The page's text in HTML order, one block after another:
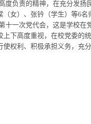
责的精神，在充分发扬民
女）、张钤（学生）等6
次党代会，这是学校在党
上下高度重视，在校党委的
权利、积极承担义务，充